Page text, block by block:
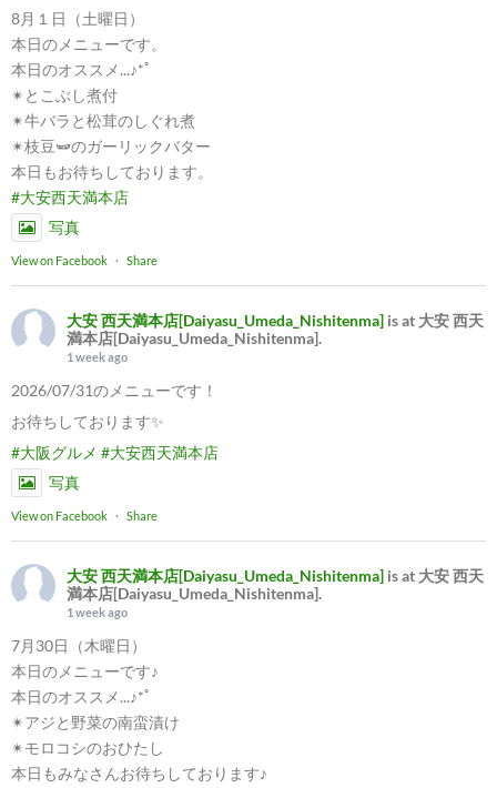
8月１日（土曜日）
本日のメニューです。
本日のオススメ...♪*ﾟ
✴︎とこぶし煮付
✴︎牛バラと松茸のしぐれ煮
✴︎枝豆🫛のガーリックバター
本日もお待ちしております。
#大安西天満本店
写真
View on Facebook · Share
大安 西天満本店[Daiyasu_Umeda_Nishitenma] is at 大安 西天
満本店[Daiyasu_Umeda_Nishitenma].
1 week ago
2026/07/31のメニューです！
お待ちしております✨
#大阪グルメ #大安西天満本店
写真
View on Facebook · Share
大安 西天満本店[Daiyasu_Umeda_Nishitenma] is at 大安 西天
満本店[Daiyasu_Umeda_Nishitenma].
1 week ago
7月30日（木曜日）
本日のメニューです♪
本日のオススメ...♪*ﾟ
✴︎アジと野菜の南蛮漬け
✴︎モロコシのおひたし
本日もみなさんお待ちしております♪